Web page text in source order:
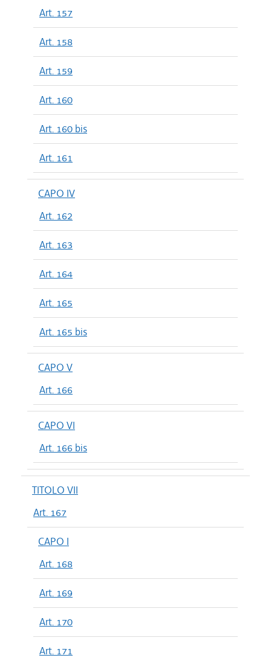
Art. 157
Art. 158
Art. 159
Art. 160
Art. 160 bis
Art. 161
CAPO IV
Art. 162
Art. 163
Art. 164
Art. 165
Art. 165 bis
CAPO V
Art. 166
CAPO VI
Art. 166 bis
TITOLO VII
Art. 167
CAPO I
Art. 168
Art. 169
Art. 170
Art. 171